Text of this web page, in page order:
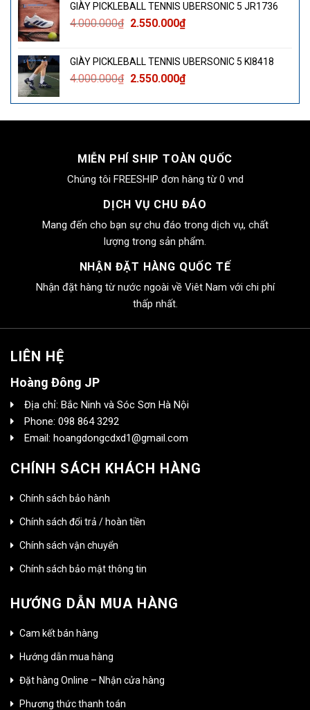
4.000.000₫.là:
2.550.000₫.
GIÀY PICKLEBALL TENNIS UBERSONIC 5 JR1736
4.000.000₫ Giá
4.000.000₫.
2.550.000₫Giá
là:
2.550.000₫.
GIÀY PICKLEBALL TENNIS UBERSONIC 5 KI8418
4.000.000₫ Giá
là:
4.000.000₫.
2.550.000₫Giá
tại
là:
MIỄN PHÍ SHIP TOÀN QUỐC
Chúng tôi FREESHIP đơn hàng từ 0 vnd
DỊCH VỤ CHU ĐÁO
Mang đến cho bạn sự chu đáo trong dịch vụ, chất
lượng trong sản phẩm.
NHẬN ĐẶT HÀNG QUỐC TẾ
Nhận đặt hàng từ nước ngoài về Viêt Nam với chi phí
thấp nhất.
LIÊN HỆ
Hoàng Đông JP
Địa chỉ: Bắc Ninh và Sóc Sơn Hà Nội
Phone: 098 864 3292
Email: hoangdongcdxd1@gmail.com
CHÍNH SÁCH KHÁCH HÀNG
Chính sách bảo hành
Chính sách đổi trả / hoàn tiền
Chính sách vận chuyển
Chính sách bảo mật thông tin
HƯỚNG DẪN MUA HÀNG
Cam kết bán hàng
Hướng dẫn mua hàng
Đặt hàng Online – Nhận cửa hàng
Phương thức thanh toán